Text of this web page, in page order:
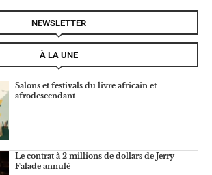
NEWSLETTER
À LA UNE
Salons et festivals du livre africain et
afrodescendant
Le contrat à 2 millions de dollars de Jerry
Falade annulé